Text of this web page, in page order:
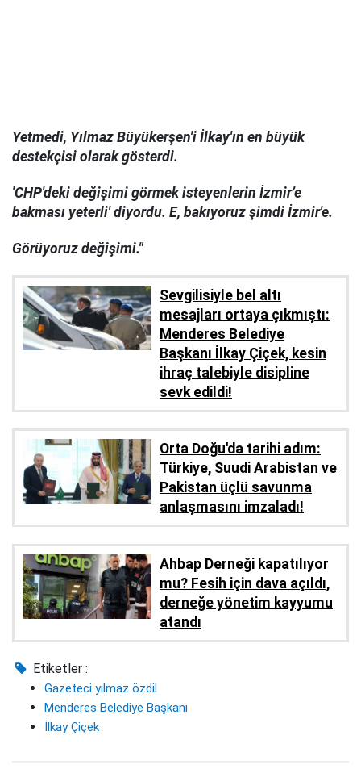
Yetmedi, Yılmaz Büyükerşen'i İlkay'ın en büyük
destekçisi olarak gösterdi.
'CHP'deki değişimi görmek isteyenlerin İzmir’e
bakması yeterli' diyordu. E, bakıyoruz şimdi İzmir'e.
Görüyoruz değişimi."
Sevgilisiyle bel altı
mesajları ortaya çıkmıştı:
Menderes Belediye
Başkanı İlkay Çiçek, kesin
ihraç talebiyle disipline
sevk edildi!
Orta Doğu'da tarihi adım:
Türkiye, Suudi Arabistan ve
Pakistan üçlü savunma
anlaşmasını imzaladı!
Ahbap Derneği kapatılıyor
mu? Fesih için dava açıldı,
derneğe yönetim kayyumu
atandı
Etiketler :
Gazeteci yılmaz özdil
Menderes Belediye Başkanı
İlkay Çiçek